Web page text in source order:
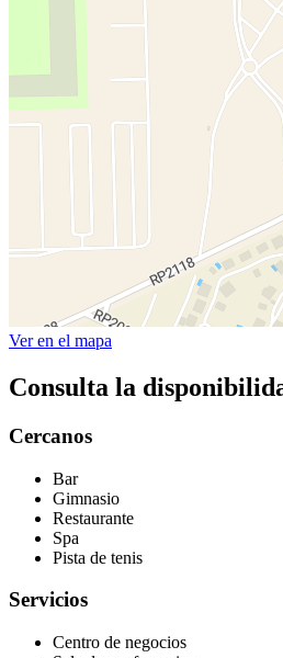
Ver en el mapa
Consulta la
Cercanos
Bar
Gimnasio
Restaurante
Spa
Pista de tenis
Servicios
Centro de negocios